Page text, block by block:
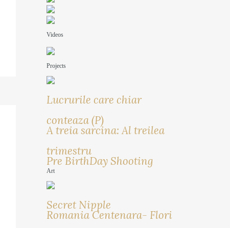
Videos
Projects
Lucrurile care chiar
conteaza (P)
A treia sarcina: Al treilea
trimestru
Pre BirthDay Shooting
Art
Secret Nipple
Romania Centenara- Flori